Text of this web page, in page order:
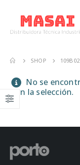
SHOP
No se
con la selección.